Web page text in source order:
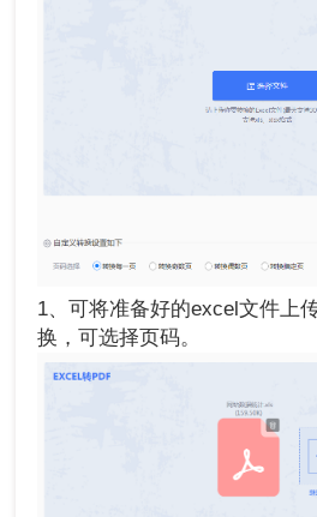
1、可将准备好的excel文件上
换，可选择页码。